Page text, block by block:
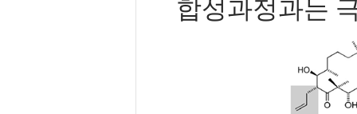
합성과정과는